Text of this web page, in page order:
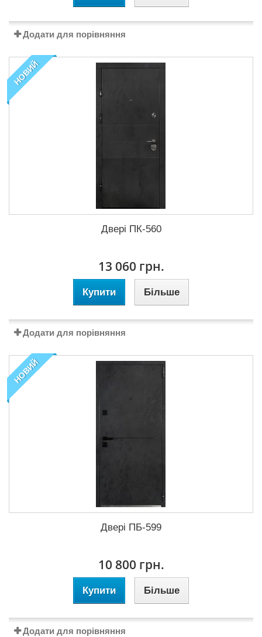
Додати для порівняння
НОВИЙ
Двері ПК-560
13 060 грн.
Купити Більше
Додати для порівняння
НОВИЙ
Двері ПБ-599
10 800 грн.
Купити Більше
Додати для порівняння